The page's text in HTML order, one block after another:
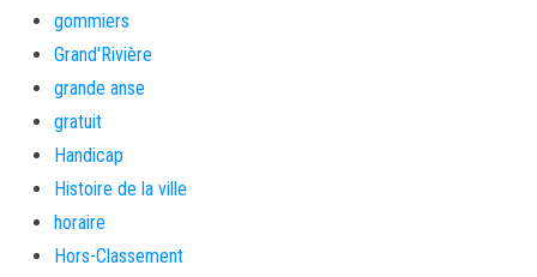
gommiers
Grand'Rivière
grande anse
gratuit
Handicap
Histoire de la ville
horaire
Hors-Classement